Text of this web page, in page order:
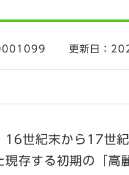
更新日：
16世紀末から17世
現存する初期の「高